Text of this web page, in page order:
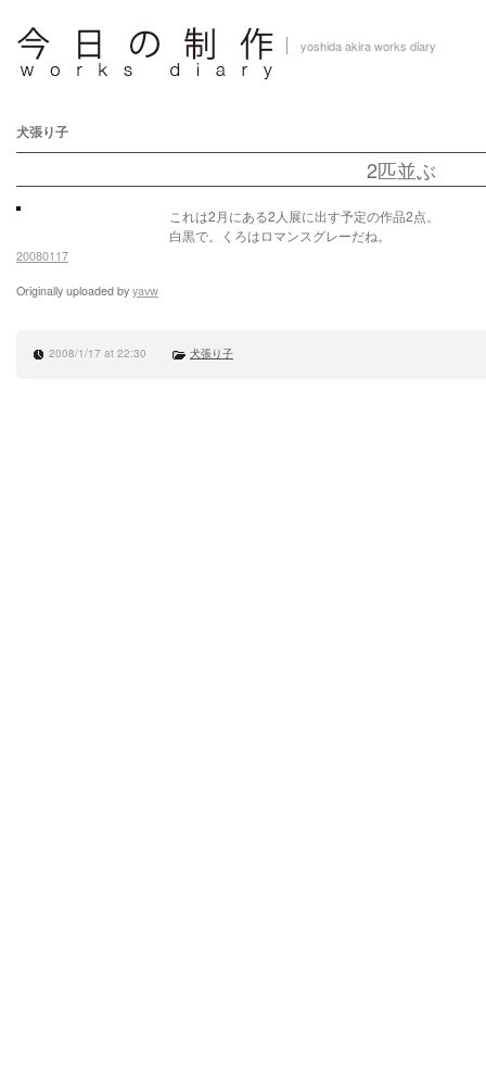
yoshida akira works diary
犬張り子
2匹並ぶ
20080117
Originally uploaded by yavw
これは2月にある2人展に出す予定の作品2点。
白黒で。くろはロマンスグレーだね。
2008/1/17 at 22:30 犬張り子